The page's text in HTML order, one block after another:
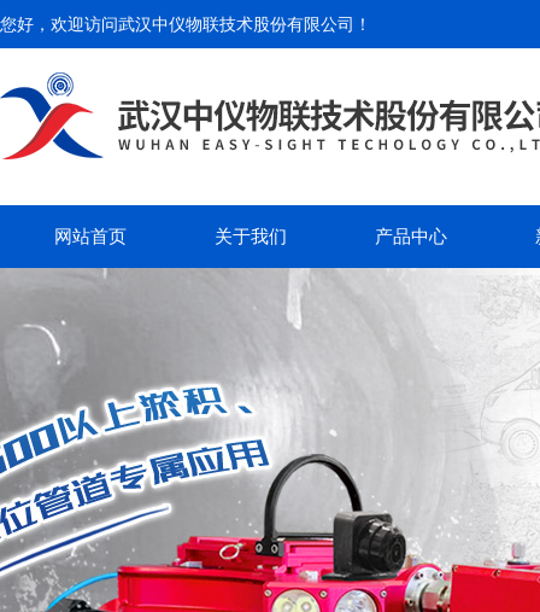
您好，欢迎访问武汉中仪物联技术股份有限公司 ！
网站首页 关于我们 产品中心